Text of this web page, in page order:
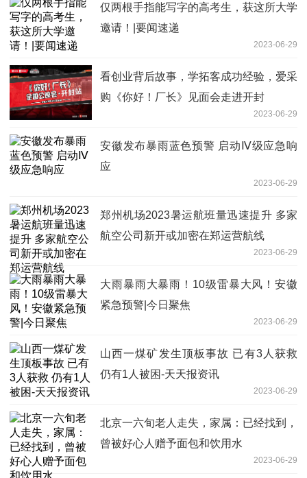
仅两根手指能写字的高考生，获这所大学
邀请！|要闻速递
2023-06-29
看创业背后故事，学拓客成功经验，爱采
购《你好！厂长》见面会走进开封
2023-06-29
安徽发布暴雨蓝色预警 启动Ⅳ级应急响
应
2023-06-29
郑州机场2023暑运航班量迅速提升 多家
航空公司新开或加密在郑运营航线
2023-06-29
大雨暴雨大暴雨！10级雷暴大风！安徽
紧急预警|今日聚焦
2023-06-29
山西一煤矿发生顶板事故 已有3人获救
仍有1人被困-天天报资讯
2023-06-29
北京一六旬老人走失，家属：已经找到，
曾被好心人赠予面包和饮用水
2023-06-29